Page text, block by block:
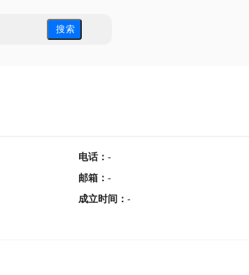
搜 索
电话： -
邮箱 ： -
成立时间 ： -